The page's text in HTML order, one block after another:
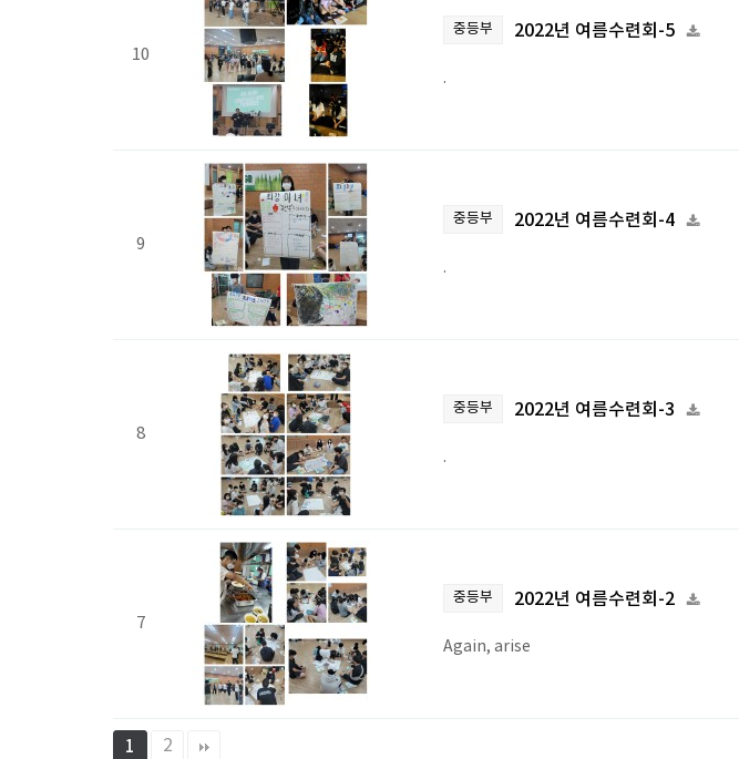
10
중등부 2022년 여름수련회-5
.
9
중등부 2022년 여름수련회-4
.
8
중등부 2022년 여름수련회-3
.
7
중등부 2022년 여름수련회-2
Again, arise
1 2